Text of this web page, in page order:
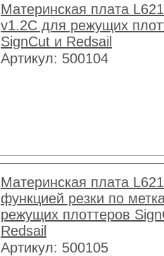
Материнская плата
v1.2C для режущих
SignCut и Redsail
Артикул: 500104
Материнская плата
функцией резки по
режущих плоттеров
Redsail
Артикул: 500105